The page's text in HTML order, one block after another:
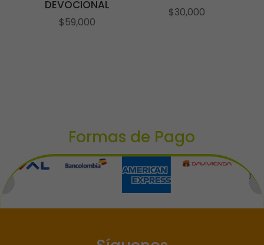
DEVOCIONAL
$59,000
$30,000
Formas de Pago